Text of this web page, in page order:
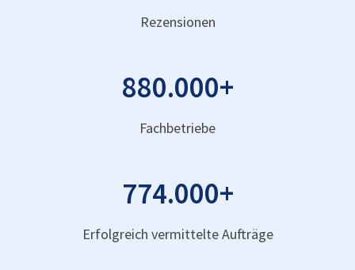
Rezensionen
880.000+
Fachbetriebe
774.000+
Erfolgreich vermittelte Aufträge